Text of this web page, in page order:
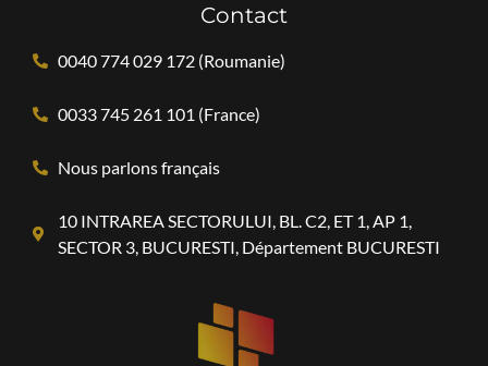
Contact
0040 774 029 172 (Roumanie)
0033 745 261 101 (France)
Nous parlons français
10 INTRAREA SECTORULUI, BL. C2, ET 1, AP 1,
SECTOR 3, BUCURESTI, Département BUCURESTI